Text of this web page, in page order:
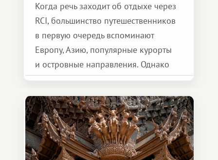
Когда речь заходит об отдыхе через
RCI, большинство путешественников
в первую очередь вспоминают
Европу, Азию, популярные курорты
и островные направления. Однако
возможности обменной системы
значительно шире. Среди них есть
и Африка — континент, который
способен подарить совершенно иной
формат путешествия.